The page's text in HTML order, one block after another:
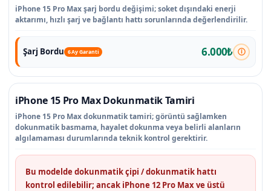
iPhone 15 Pro Max şarj bordu değişimi; soket dışındaki enerji
aktarımı, hızlı şarj ve bağlantı hattı sorunlarında değerlendirilir.
Şarj Bordu 6 Ay Garanti 6.000₺
iPhone 15 Pro Max Dokunmatik Tamiri
iPhone 15 Pro Max dokunmatik tamiri; görüntü sağlamken
dokunmatik basmama, hayalet dokunma veya belirli alanların
algılamaması durumlarında teknik kontrol gerektirir.
Bu modelde dokunmatik çipi / dokunmatik hattı
kontrol edilebilir; ancak iPhone 12 Pro Max ve üstü